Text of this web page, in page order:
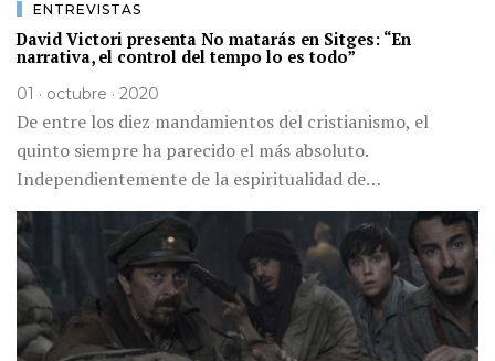
ENTREVISTAS
David Victori presenta No matarás en Sitges: “En
narrativa, el control del tempo lo es todo”
01 · octubre · 2020
De entre los diez mandamientos del cristianismo, el
quinto siempre ha parecido el más absoluto.
Independientemente de la espiritualidad de…